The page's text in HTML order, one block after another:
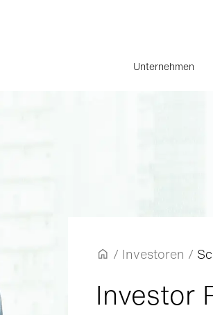
Unternehmen
/ Investoren /
Investor